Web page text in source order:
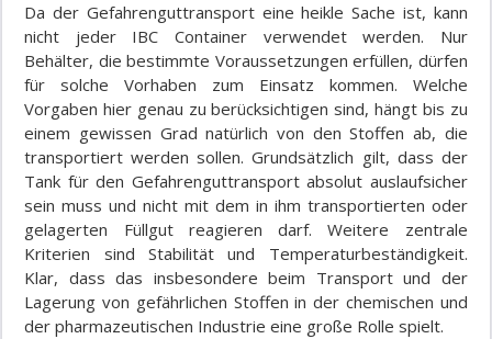
Da der Gefahrenguttransport eine heikle Sache ist, kann
nicht jeder IBC Container verwendet werden. Nur
Behälter, die bestimmte Voraussetzungen erfüllen, dürfen
für solche Vorhaben zum Einsatz kommen. Welche
Vorgaben hier genau zu berücksichtigen sind, hängt bis zu
einem gewissen Grad natürlich von den Stoffen ab, die
transportiert werden sollen. Grundsätzlich gilt, dass der
Tank für den Gefahrenguttransport absolut auslaufsicher
sein muss und nicht mit dem in ihm transportierten oder
gelagerten Füllgut reagieren darf. Weitere zentrale
Kriterien sind Stabilität und Temperaturbeständigkeit.
Klar, dass das insbesondere beim Transport und der
Lagerung von gefährlichen Stoffen in der chemischen und
der pharmazeutischen Industrie eine große Rolle spielt.